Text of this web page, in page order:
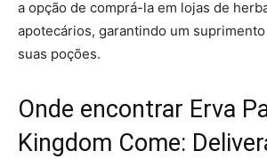
a opção de comprá-la em lojas de
apotecários, garantindo um
suas poções.
Onde encontrar Erva
Kingdom Come: